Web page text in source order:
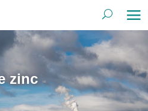
zinc